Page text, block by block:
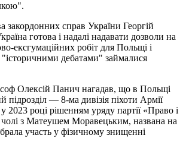
закордонних справ України Георгій
готова і надалі надавати дозволи на
ексгумаційних робіт для Польщі і
дебатами" займалися
Олексій Панич нагадав, що в Польщі
підрозділ — 8-ма дивізія піхоти Армії
2023 році рішенням уряду партії «Право і
чолі з Матеушем Моравецьким, названа на
участь у фізичному знищенні